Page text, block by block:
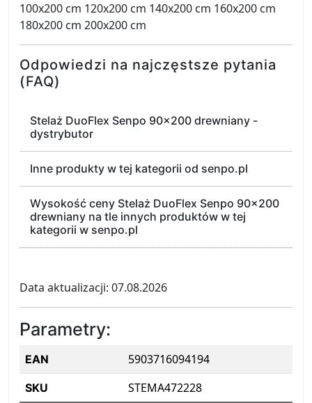
100x200 cm 120x200 cm 140x200 cm 160x200 cm
180x200 cm 200x200 cm
Odpowiedzi na najczęstsze pytania
(FAQ)
Stelaż DuoFlex Senpo 90x200 drewniany -
dystrybutor
Inne produkty w tej kategorii od senpo.pl
Wysokość ceny Stelaż DuoFlex Senpo 90x200
drewniany na tle innych produktów w tej
kategorii w senpo.pl
Data aktualizacji: 07.08.2026
Parametry:
EAN 5903716094194
SKU STEMA472228